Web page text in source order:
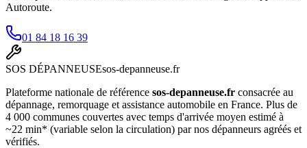
Autoroute.
01 84 18 16 39
SOS DÉPANNEUSEsos-depanneuse.fr
Plateforme nationale de référence sos-depanneuse.fr consacrée au
dépannage, remorquage et assistance automobile en France. Plus de
4 000 communes couvertes avec temps d'arrivée moyen estimé à
~22 min* (variable selon la circulation) par nos dépanneurs agréés et
vérifiés.